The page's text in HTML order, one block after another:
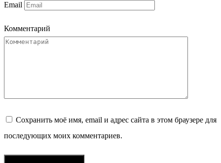
Email
Комментарий
Сохранить моё имя, email и адрес сайта в этом браузере для
последующих моих комментариев.